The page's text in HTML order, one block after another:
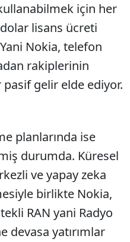
için her
lisans ücreti
Nokia, telefon
rakiplerinin
pasif gelir elde ediyor.
planlarında ise
durumda. Küresel
ve yapay zeka
birlikte Nokia,
RAN yani Radyo
devasa yatırımlar